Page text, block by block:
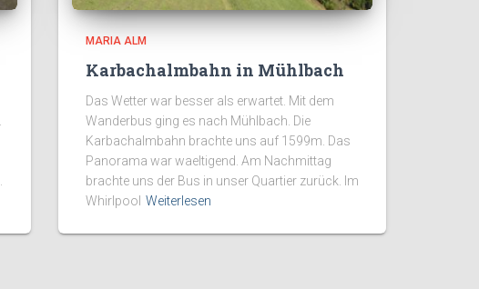
MARIA ALM
Karbachalmbahn in Mühlbach
Das Wetter war besser als erwartet. Mit dem
Wanderbus ging es nach Mühlbach. Die
Karbachalmbahn brachte uns auf 1599m. Das
Panorama war waeltigend. Am Nachmittag
brachte uns der Bus in unser Quartier zurück. Im
Whirlpool Weiterlesen